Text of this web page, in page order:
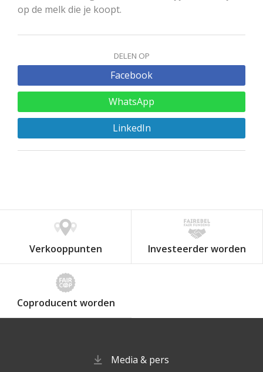
op de melk die je koopt.
DELEN OP
Facebook
WhatsApp
LinkedIn
Verkooppunten Investeerder worden
Coproducent worden
Media & pers